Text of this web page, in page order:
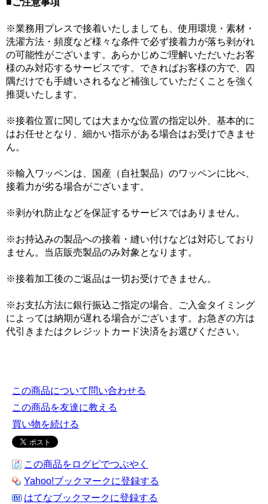
■ご注意事項
※業務用プレスで接着いたしましても、使用環境・素材・
洗濯方法・頻度など様々な条件で必ず接着力が落ち剥がれ
の可能性がございます。あらかじめご理解いただいたお客
様のみ対応するサービスです。できればお客様の方で、四
隅だけでも手縫いされるなど補強していただくことを強く
推奨いたします。
※接着位置に関しては大まかな位置の指定以外、基本的に
はお任せとなり、細かい指示がある場合はお受けできませ
ん。
※輸入ワッペンは、国産（自社製品）のワッペンに比べ、
接着力が劣る場合がございます。
※剥がれ防止などを保証するサービスではありません。
※お持込みの製品への接着・縫い付けなどは対応しており
ません。当店販売製品のみ対象となります。
※接着加工後のご返品は一切お受けできません。
※お支払方法に銀行振込ご指定の場合、ご入金タイミング
によっては納期が遅れる場合がございます。お急ぎの方は
代引きまたはクレジットカード決済をお選びください。
この商品について問い合わせる
この商品を友達に教える
買い物を続ける
この商品をログピでつぶやく
Yahoo!ブックマークに登録する
はてなブックマークに登録する